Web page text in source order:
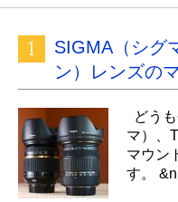
SIGMA（シグ
ン）レンズの
どう
マ）、
マウン
す。